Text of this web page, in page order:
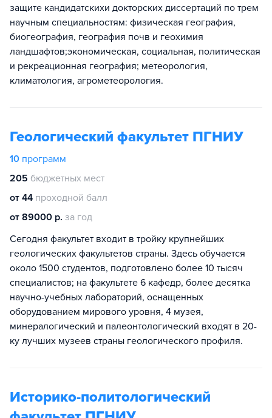
защите кандидатскихи докторских диссертаций по трем
научным специальностям: физическая география,
биогеография, география почв и геохимия
ландшафтов;экономическая, социальная, политическая
и рекреационная география; метеорология,
климатология, агрометеорология.
Геологический факультет ПГНИУ
10 программ
205 бюджетных мест
от 44 проходной балл
от 89000 р. за год
Сегодня факультет входит в тройку крупнейших
геологических факультетов страны. Здесь обучается
около 1500 студентов, подготовлено более 10 тысяч
специалистов; на факультете 6 кафедр, более десятка
научно-учебных лабораторий, оснащенных
оборудованием мирового уровня, 4 музея,
минералогический и палеонтологический входят в 20-
ку лучших музеев страны геологического профиля.
Историко-политологический